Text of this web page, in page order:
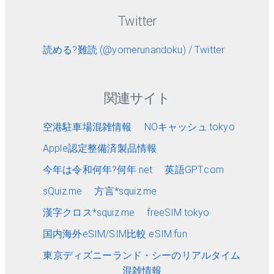
Twitter
読める?難読 (@yomerunandoku) / Twitter
関連サイト
空港駐車場混雑情報
NOキャッシュ.tokyo
Apple認定整備済製品情報
今年は令和何年?何年.net
英語GPT.com
sQuiz.me
方言*squiz.me
漢字クロス*squiz.me
freeSIM.tokyo
国内海外eSIM/SIM比較 eSIM.fun
東京ディズニーランド・シーのリアルタイム
混雑情報